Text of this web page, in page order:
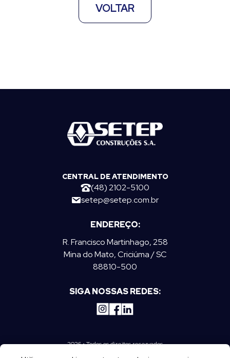
VOLTAR
CENTRAL DE ATENDIMENTO
(48) 2102-5100
setep@setep.com.br
ENDEREÇO:
R. Francisco Martinhago, 258
Mina do Mato, Criciúma / SC
88810-500
SIGA NOSSAS REDES:
2026 • Todos os direitos reservados